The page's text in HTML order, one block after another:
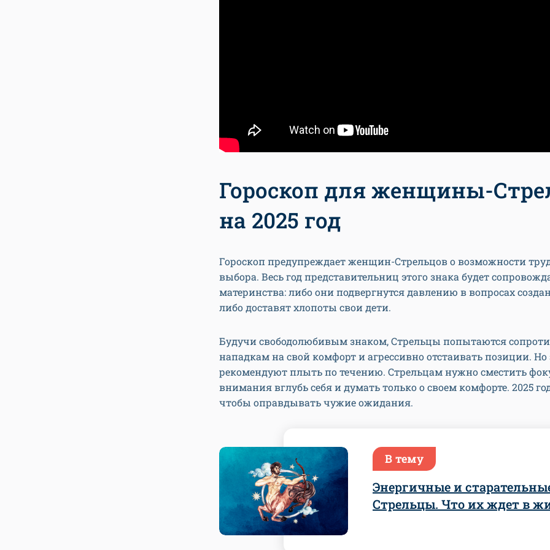
Гороскоп для женщины-
на 2025 год
Гороскоп предупреждает женщин-Стрельцов о возможности
выбора. Весь год представительниц этого знака будет
материнства: либо они подвергнутся давлению в вопросах
либо доставят хлопоты свои дети.
Будучи свободолюбивым знаком, Стрельцы попытаются
нападкам на свой комфорт и агрессивно отстаивать позиции. Но
рекомендуют плыть по течению. Стрельцам нужно сместить
внимания вглубь себя и думать только о своем комфорте. 2025
чтобы оправдывать чужие ожидания.
В тему
Энергичные и
Стрельцы. Что их ждет в